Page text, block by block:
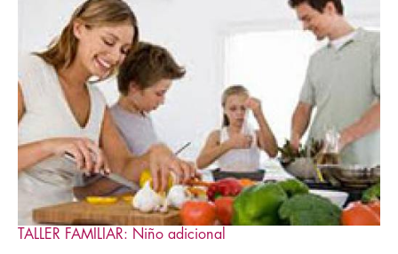
TALLER FAMILIAR: Niño adicional